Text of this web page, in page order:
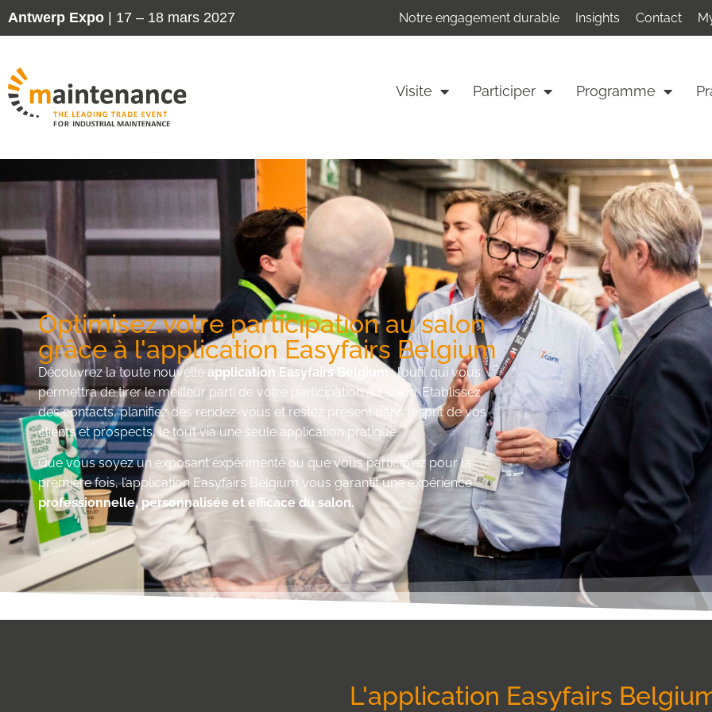
Antwerp Expo | 17 – 18 mars 2027 Notre engagement durable Insights Contact
Visite Participer Programme
Optimisez votre participation au salon
grâce à l'application Easyfairs Belgium
Découvrez la toute nouvelle application Easyfairs Belgium: l’outil qui vous
permettra de tirer le meilleur parti de votre participation au salon. Établissez
des contacts, planifiez des rendez-vous et restez présent dans l’esprit de vos
clients et prospects, le tout via une seule application pratique.
Que vous soyez un exposant expérimenté ou que vous participiez pour la
première fois, l’application Easyfairs Belgium vous garantit une expérience
professionnelle, personnalisée et efficace du salon.
L'application Easyfairs